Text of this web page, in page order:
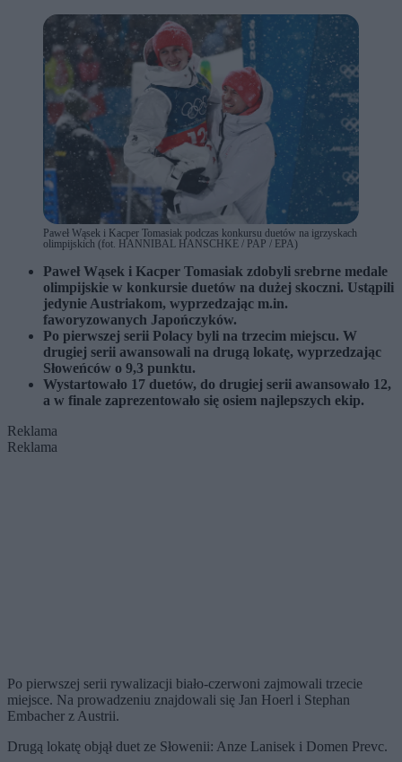
Paweł Wąsek i Kacper Tomasiak podczas konkursu duetów na igrzyskach
olimpijskich (fot. HANNIBAL HANSCHKE / PAP / EPA)
Paweł Wąsek i Kacper Tomasiak zdobyli srebrne medale
olimpijskie w konkursie duetów na dużej skoczni. Ustąpili
jedynie Austriakom, wyprzedzając m.in.
faworyzowanych Japończyków.
Po pierwszej serii Polacy byli na trzecim miejscu. W
drugiej serii awansowali na drugą lokatę, wyprzedzając
Słoweńców o 9,3 punktu.
Wystartowało 17 duetów, do drugiej serii awansowało 12,
a w finale zaprezentowało się osiem najlepszych ekip.
Reklama
Reklama
Po pierwszej serii rywalizacji biało-czerwoni zajmowali trzecie
miejsce. Na prowadzeniu znajdowali się Jan Hoerl i Stephan
Embacher z Austrii.
Drugą lokatę objął duet ze Słowenii: Anze Lanisek i Domen Prevc.